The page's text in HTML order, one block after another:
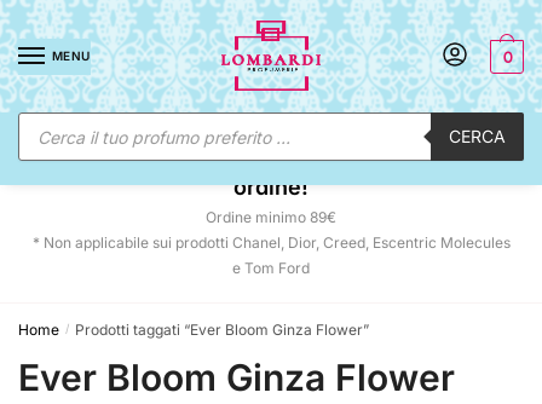
Skip
to
navigation
Skip
to
content
MENU
Ricerca
prodotti CERCA
0
☀️ SUNNY DAYS:-12% automatico sul tuo
ordine!
Ordine minimo 89€
* Non applicabile sui prodotti Chanel, Dior, Creed, Escentric Molecules
e Tom Ford
Home / Prodotti taggati “Ever Bloom Ginza Flower”
Ever Bloom Ginza Flower